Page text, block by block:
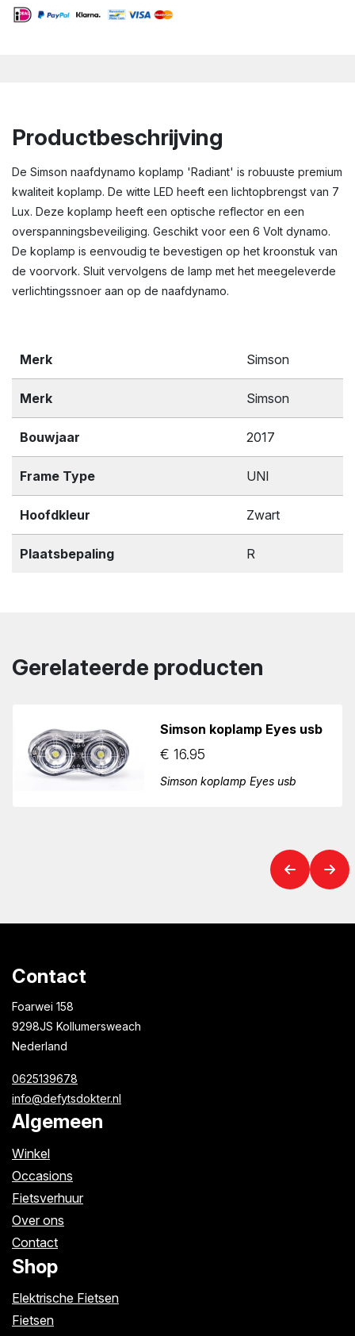
Productbeschrijving
De Simson naafdynamo koplamp 'Radiant' is robuuste premium
kwaliteit koplamp. De witte LED heeft een lichtopbrengst van 7
Lux. Deze koplamp heeft een optische reflector en een
overspanningsbeveiliging. Geschikt voor een 6 Volt dynamo.
De koplamp is eenvoudig te bevestigen op het kroonstuk van
de voorvork. Sluit vervolgens de lamp met het meegeleverde
verlichtingssnoer aan op de naafdynamo.
Merk Simson
Merk Simson
Bouwjaar 2017
Frame Type UNI
Hoofdkleur Zwart
Plaatsbepaling R
Gerelateerde producten
Simson koplamp Eyes usb
€ 16.95
Simson koplamp Eyes usb
Contact
Foarwei 158
9298JS Kollumersweach
Nederland
0625139678
info@defytsdokter.nl
Algemeen
Winkel
Occasions
Fietsverhuur
Over ons
Contact
Shop
Elektrische Fietsen
Fietsen